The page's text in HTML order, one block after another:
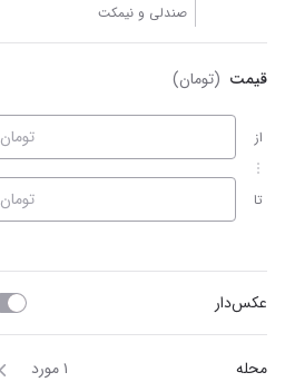
صندلی و نیمکت
قیمت (تومان)
از
تا
تومان
تومان
عکس‌دار
محله ۱ مورد